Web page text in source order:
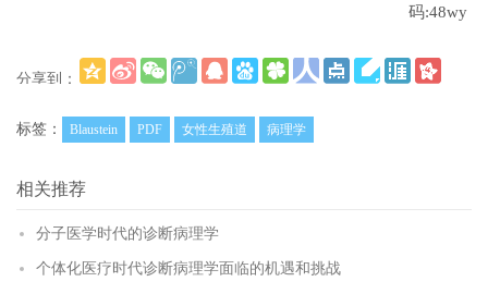
码:48wy
分享到：
()
标签：
Blaustein PDF 女性生殖道 病理学
相关推荐
分子医学时代的诊断病理学
个体化医疗时代诊断病理学面临的机遇和挑战